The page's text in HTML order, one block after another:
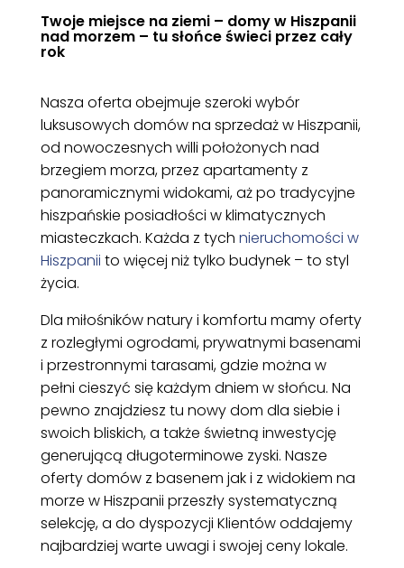
Twoje miejsce na ziemi – domy w Hiszpanii
nad morzem – tu słońce świeci przez cały
rok
Nasza oferta obejmuje szeroki wybór
luksusowych domów na sprzedaż w Hiszpanii,
od nowoczesnych willi położonych nad
brzegiem morza, przez apartamenty z
panoramicznymi widokami, aż po tradycyjne
hiszpańskie posiadłości w klimatycznych
miasteczkach. Każda z tych nieruchomości w
Hiszpanii to więcej niż tylko budynek – to styl
życia.
Dla miłośników natury i komfortu mamy oferty
z rozległymi ogrodami, prywatnymi basenami
i przestronnymi tarasami, gdzie można w
pełni cieszyć się każdym dniem w słońcu. Na
pewno znajdziesz tu nowy dom dla siebie i
swoich bliskich, a także świetną inwestycję
generującą długoterminowe zyski. Nasze
oferty domów z basenem jak i z widokiem na
morze w Hiszpanii przeszły systematyczną
selekcję, a do dyspozycji Klientów oddajemy
najbardziej warte uwagi i swojej ceny lokale.